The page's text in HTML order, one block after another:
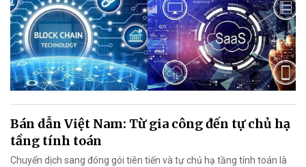
Bán dẫn Việt Nam: Từ gia công đến tự chủ hạ
tầng tính toán
Chuyển dịch sang đóng gói tiên tiến và tự chủ hạ tầng tính toán là